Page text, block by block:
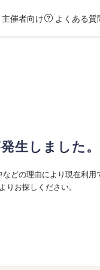
催者向け よくある質
生しました。
どの理由により現在利用
りお探しください。